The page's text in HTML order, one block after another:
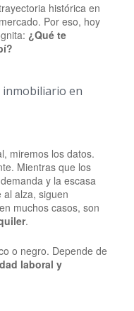
histórica en
Por eso, hoy
¿Qué te
inmobiliario en
miremos los datos.
Mientras que los
y la escasa
alza, siguen
muchos casos, son
.
o negro. Depende de
laboral y